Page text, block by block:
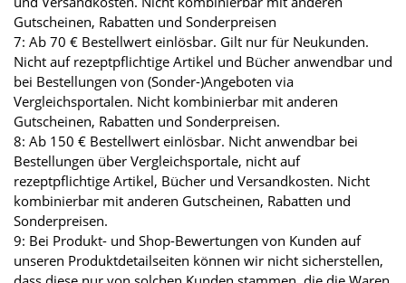
Gutscheinen, Rabatten und Sonderpreisen
7: Ab 70 € Bestellwert einlösbar. Gilt nur für Neukunden.
Nicht auf rezeptpflichtige Artikel und Bücher anwendbar und
bei Bestellungen von (Sonder-)Angeboten via
Vergleichsportalen. Nicht kombinierbar mit anderen
Gutscheinen, Rabatten und Sonderpreisen.
8: Ab 150 € Bestellwert einlösbar. Nicht anwendbar bei
Bestellungen über Vergleichsportale, nicht auf
rezeptpflichtige Artikel, Bücher und Versandkosten. Nicht
kombinierbar mit anderen Gutscheinen, Rabatten und
Sonderpreisen.
9: Bei Produkt- und Shop-Bewertungen von Kunden auf
unseren Produktdetailseiten können wir nicht sicherstellen,